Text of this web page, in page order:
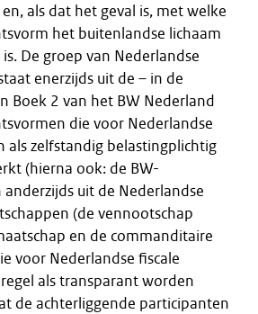
als dat het geval is, met welke
het buitenlandse lichaam
De groep van Nederlandse
enerzijds uit de – in de
Boek 2 van het BW Nederland
die voor Nederlandse
als zelfstandig belastingplichtig
(hierna ook: de BW-
uit de Nederlandse
(de vennootschap
en de commanditaire
voor Nederlandse fiscale
als transparant worden
de achterliggende participanten